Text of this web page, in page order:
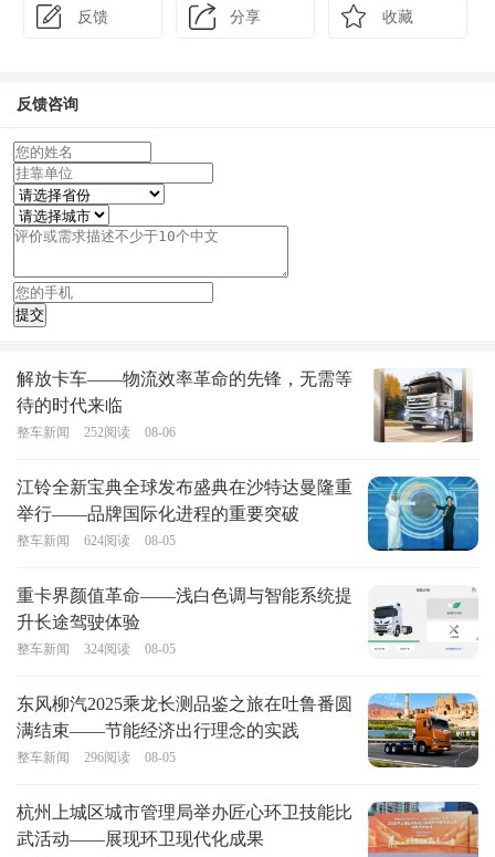
反馈 分享 收藏
反馈咨询
解放卡车——物流效率革命的先锋，无需等
待的时代来临
整车新闻 252阅读 08-06
江铃全新宝典全球发布盛典在沙特达曼隆重
举行——品牌国际化进程的重要突破
整车新闻 624阅读 08-05
重卡界颜值革命——浅白色调与智能系统提
升长途驾驶体验
整车新闻 324阅读 08-05
东风柳汽2025乘龙长测品鉴之旅在吐鲁番圆
满结束——节能经济出行理念的实践
整车新闻 296阅读 08-05
杭州上城区城市管理局举办匠心环卫技能比
武活动——展现环卫现代化成果